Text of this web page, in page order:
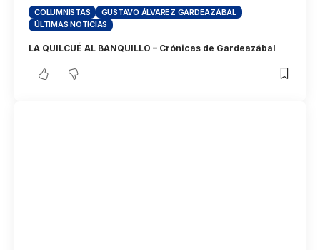
COLUMNISTAS
GUSTAVO ÁLVAREZ GARDEAZÁBAL
ÚLTIMAS NOTICIAS
LA QUILCUÉ AL BANQUILLO – Crónicas de Gardeazábal